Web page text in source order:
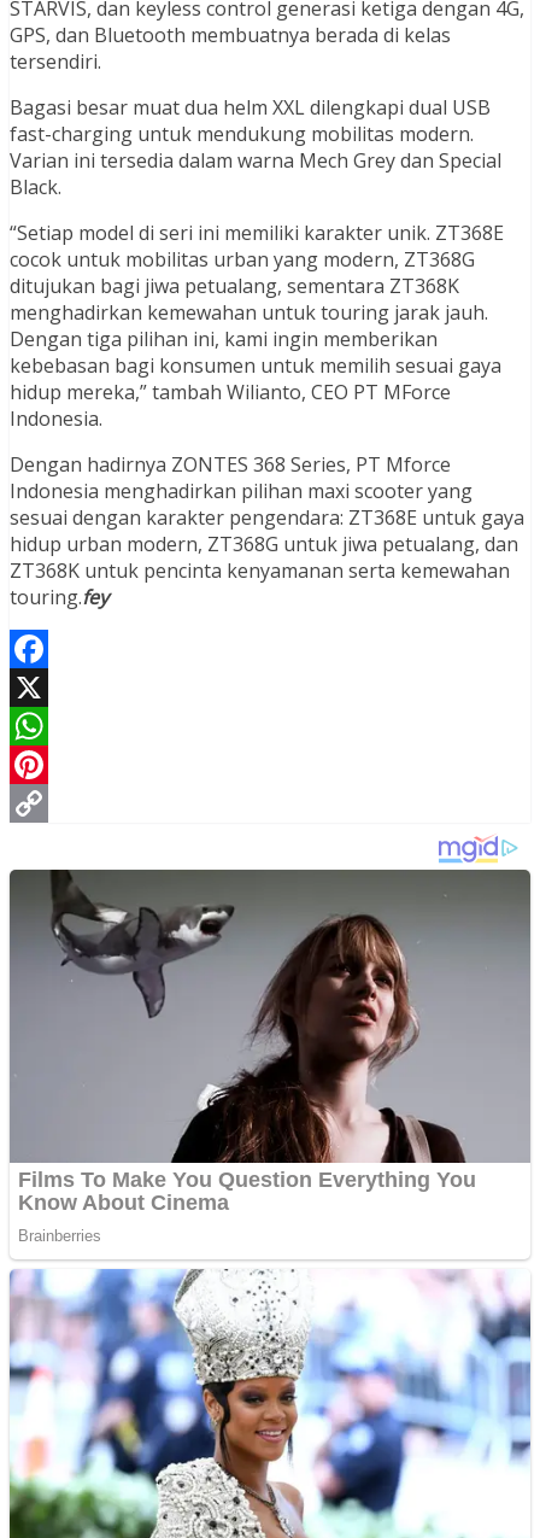
STARVIS, dan keyless control generasi ketiga dengan 4G,
GPS, dan Bluetooth membuatnya berada di kelas
tersendiri.
Bagasi besar muat dua helm XXL dilengkapi dual USB
fast-charging untuk mendukung mobilitas modern.
Varian ini tersedia dalam warna Mech Grey dan Special
Black.
“Setiap model di seri ini memiliki karakter unik. ZT368E
cocok untuk mobilitas urban yang modern, ZT368G
ditujukan bagi jiwa petualang, sementara ZT368K
menghadirkan kemewahan untuk touring jarak jauh.
Dengan tiga pilihan ini, kami ingin memberikan
kebebasan bagi konsumen untuk memilih sesuai gaya
hidup mereka,” tambah Wilianto, CEO PT MForce
Indonesia.
Dengan hadirnya ZONTES 368 Series, PT Mforce
Indonesia menghadirkan pilihan maxi scooter yang
sesuai dengan karakter pengendara: ZT368E untuk gaya
hidup urban modern, ZT368G untuk jiwa petualang, dan
ZT368K untuk pencinta kenyamanan serta kemewahan
touring.fey
Facebook
X
WhatsApp
Pinterest
Link